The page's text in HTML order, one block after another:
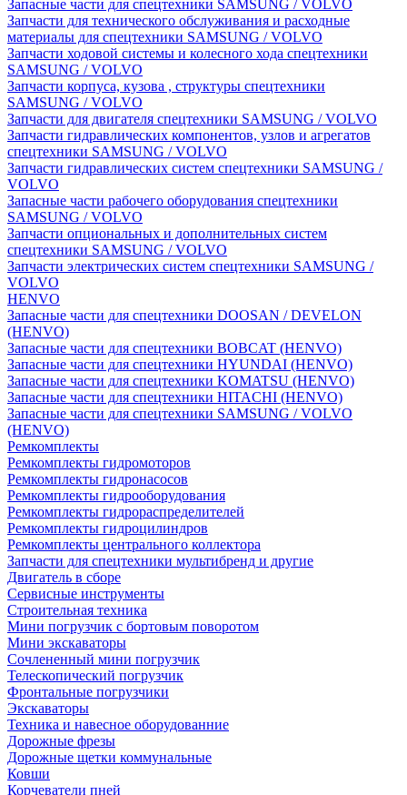
Запасные части для спецтехники SAMSUNG / VOLVO
Запчасти для технического обслуживания и расходные
материалы для спецтехники SAMSUNG / VOLVO
Запчасти ходовой системы и колесного хода спецтехники
SAMSUNG / VOLVO
Запчасти корпуса, кузова , структуры спецтехники
SAMSUNG / VOLVO
Запчасти для двигателя спецтехники SAMSUNG / VOLVO
Запчасти гидравлических компонентов, узлов и агрегатов
спецтехники SAMSUNG / VOLVO
Запчасти гидравлических систем спецтехники SAMSUNG /
VOLVO
Запасные части рабочего оборудования спецтехники
SAMSUNG / VOLVO
Запчасти опциональных и дополнительных систем
спецтехники SAMSUNG / VOLVO
Запчасти электрических систем спецтехники SAMSUNG /
VOLVO
HENVO
Запасные части для спецтехники DOOSAN / DEVELON
(HENVO)
Запасные части для спецтехники BOBCAT (HENVO)
Запасные части для спецтехники HYUNDAI (HENVO)
Запасные части для спецтехники KOMATSU (HENVO)
Запасные части для спецтехники HITACHI (HENVO)
Запасные части для спецтехники SAMSUNG / VOLVO
(HENVO)
Ремкомплекты
Ремкомплекты гидромоторов
Ремкомплекты гидронасосов
Ремкомплекты гидрооборудования
Ремкомплекты гидрораспределителей
Ремкомплекты гидроцилиндров
Ремкомплекты центрального коллектора
Запчасти для спецтехники мультибренд и другие
Двигатель в сборе
Сервисные инструменты
Строительная техника
Мини погрузчик с бортовым поворотом
Мини экскаваторы
Сочлененный мини погрузчик
Телескопический погрузчик
Фронтальные погрузчики
Экскаваторы
Техника и навесное оборудованние
Дорожные фрезы
Дорожные щетки коммунальные
Ковши
Корчеватели пней